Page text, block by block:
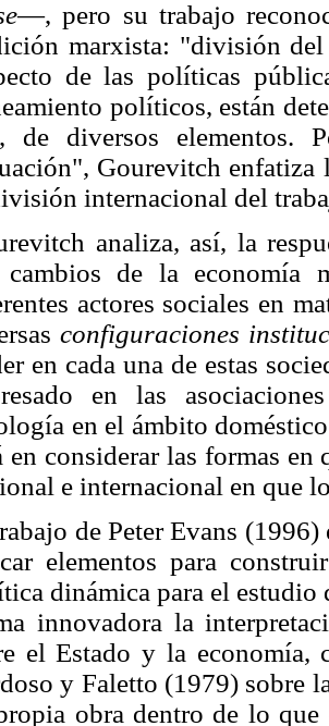
—, pero su trabajo
marxista: "división del
de las políticas
políticos, están
de diversos elementos.
Gourevitch enfatiza
internacional del
analiza, así, la
de la economía
actores sociales en
configuraciones
en cada una de estas
en las
en el ámbito
en considerar las formas
e internacional en que
de Peter Evans
elementos para
dinámica para el estudio
innovadora la
el Estado y la economía,
y Faletto (1979) sobre
obra dentro de lo